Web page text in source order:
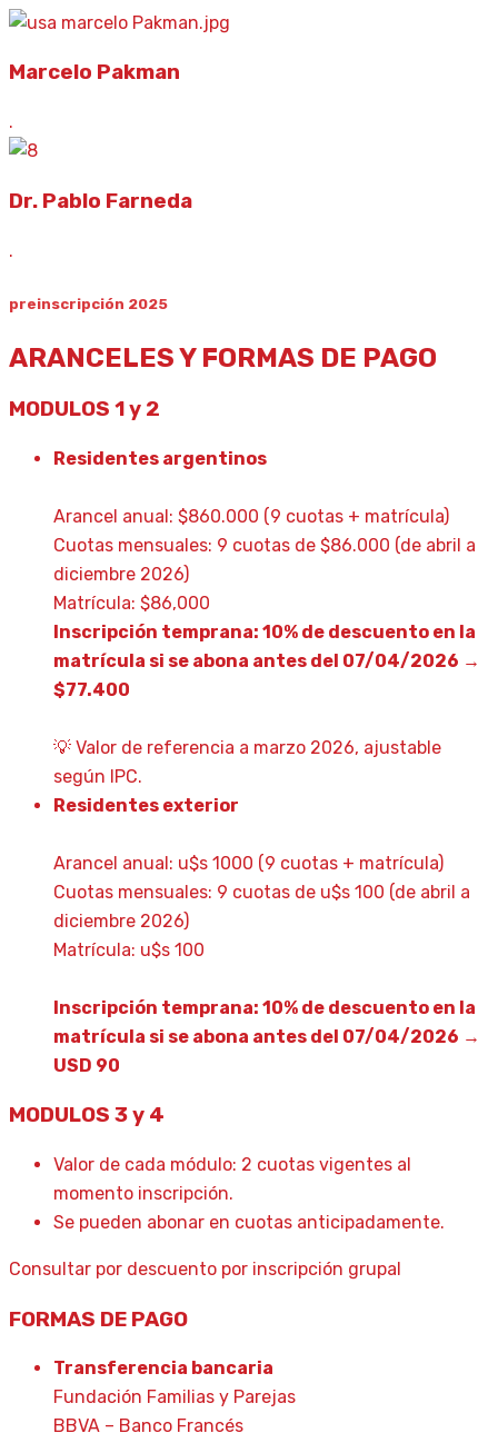
Marcelo Pakman
.
Dr. Pablo Farneda
.
preinscripción 2025
ARANCELES Y FORMAS DE PAGO
MODULOS 1 y 2
Residentes argentinos
Arancel anual: $860.000 (9 cuotas + matrícula)
Cuotas mensuales: 9 cuotas de $86.000 (de abril a
diciembre 2026)
Matrícula: $86,000
Inscripción temprana: 10% de descuento en la
matrícula si se abona antes del 07/04/2026 →
$77.400
💡 Valor de referencia a marzo 2026, ajustable
según IPC.
Residentes exterior
Arancel anual: u$s 1000 (9 cuotas + matrícula)
Cuotas mensuales: 9 cuotas de u$s 100 (de abril a
diciembre 2026)
Matrícula: u$s 100
Inscripción temprana: 10% de descuento en la
matrícula si se abona antes del 07/04/2026 →
USD 90
MODULOS 3 y 4
Valor de cada módulo: 2 cuotas vigentes al
momento inscripción.
Se pueden abonar en cuotas anticipadamente.
Consultar por descuento por inscripción grupal
FORMAS DE PAGO
Transferencia bancaria
Fundación Familias y Parejas
BBVA – Banco Francés